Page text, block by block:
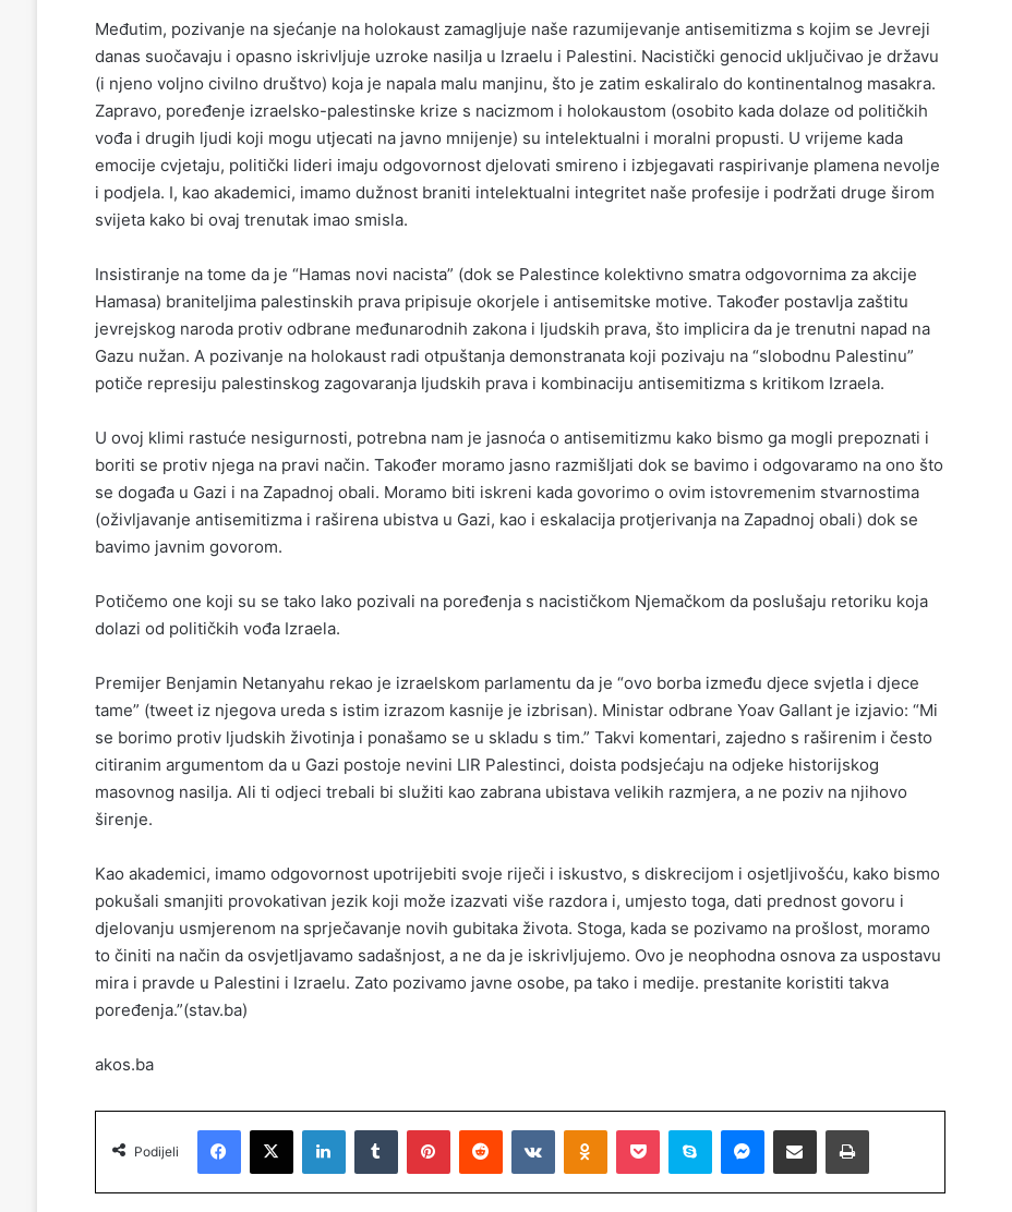
Međutim, pozivanje na sjećanje na holokaust zamagljuje naše razumijevanje antisemitizma s kojim se Jevreji
danas suočavaju i opasno iskrivljuje uzroke nasilja u Izraelu i Palestini. Nacistički genocid uključivao je državu
(i njeno voljno civilno društvo) koja je napala malu manjinu, što je zatim eskaliralo do kontinentalnog masakra.
Zapravo, poređenje izraelsko-palestinske krize s nacizmom i holokaustom (osobito kada dolaze od političkih
vođa i drugih ljudi koji mogu utjecati na javno mnijenje) su intelektualni i moralni propusti. U vrijeme kada
emocije cvjetaju, politički lideri imaju odgovornost djelovati smireno i izbjegavati raspirivanje plamena nevolje
i podjela. I, kao akademici, imamo dužnost braniti intelektualni integritet naše profesije i podržati druge širom
svijeta kako bi ovaj trenutak imao smisla.
Insistiranje na tome da je “Hamas novi nacista” (dok se Palestince kolektivno smatra odgovornima za akcije
Hamasa) braniteljima palestinskih prava pripisuje okorjele i antisemitske motive. Također postavlja zaštitu
jevrejskog naroda protiv odbrane međunarodnih zakona i ljudskih prava, što implicira da je trenutni napad na
Gazu nužan. A pozivanje na holokaust radi otpuštanja demonstranata koji pozivaju na “slobodnu Palestinu”
potiče represiju palestinskog zagovaranja ljudskih prava i kombinaciju antisemitizma s kritikom Izraela.
U ovoj klimi rastuće nesigurnosti, potrebna nam je jasnoća o antisemitizmu kako bismo ga mogli prepoznati i
boriti se protiv njega na pravi način. Također moramo jasno razmišljati dok se bavimo i odgovaramo na ono što
se događa u Gazi i na Zapadnoj obali. Moramo biti iskreni kada govorimo o ovim istovremenim stvarnostima
(oživljavanje antisemitizma i raširena ubistva u Gazi, kao i eskalacija protjerivanja na Zapadnoj obali) dok se
bavimo javnim govorom.
Potičemo one koji su se tako lako pozivali na poređenja s nacističkom Njemačkom da poslušaju retoriku koja
dolazi od političkih vođa Izraela.
Premijer Benjamin Netanyahu rekao je izraelskom parlamentu da je “ovo borba između djece svjetla i djece
tame” (tweet iz njegova ureda s istim izrazom kasnije je izbrisan). Ministar odbrane Yoav Gallant je izjavio: “Mi
se borimo protiv ljudskih životinja i ponašamo se u skladu s tim.” Takvi komentari, zajedno s raširenim i često
citiranim argumentom da u Gazi postoje nevini LIR Palestinci, doista podsjećaju na odjeke historijskog
masovnog nasilja. Ali ti odjeci trebali bi služiti kao zabrana ubistava velikih razmjera, a ne poziv na njihovo
širenje.
​Kao akademici, imamo odgovornost upotrijebiti svoje riječi i iskustvo, s diskrecijom i osjetljivošću, kako bismo
pokušali smanjiti provokativan jezik koji može izazvati više razdora i, umjesto toga, dati prednost govoru i
djelovanju usmjerenom na sprječavanje novih gubitaka života. Stoga, kada se pozivamo na prošlost, moramo
to činiti na način da osvjetljavamo sadašnjost, a ne da je iskrivljujemo. Ovo je neophodna osnova za uspostavu
mira i pravde u Palestini i Izraelu. Zato pozivamo javne osobe, pa tako i medije. prestanite koristiti takva
poređenja.”(stav.ba)
akos.ba
Podijeli
Facebook X LinkedIn Tumblr Pinterest Reddit VKontakte Odnoklassniki Pocket Skype Messenger Podijeli putem Emaila Printaj